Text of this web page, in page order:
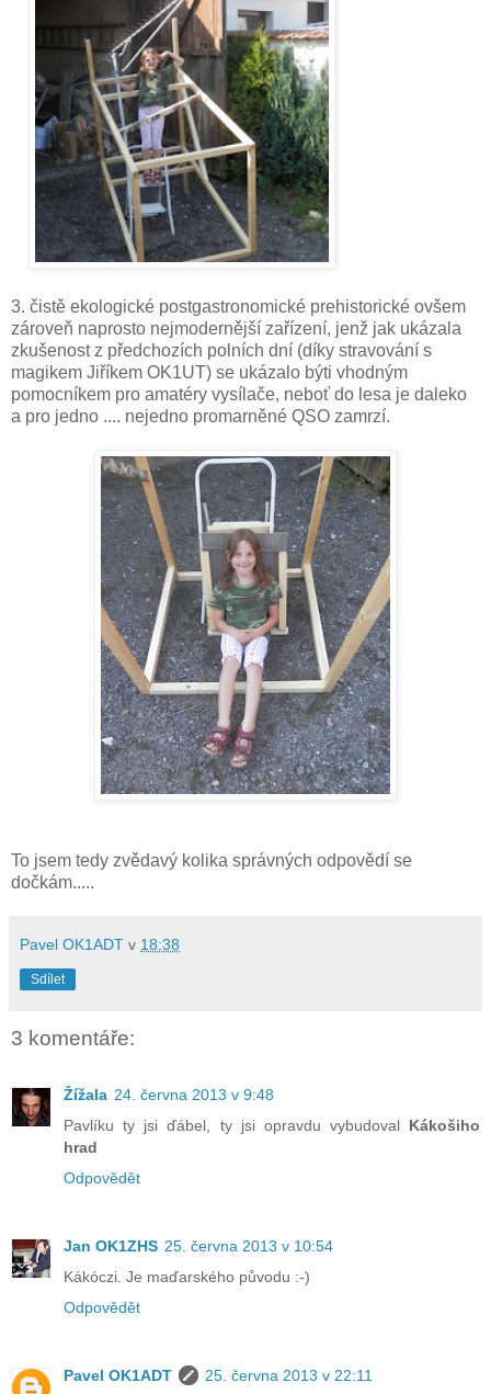
3. čistě ekologické postgastronomické prehistorické ovšem
zároveň naprosto nejmodernější zařízení, jenž jak ukázala
zkušenost z předchozích polních dní (díky stravování s
magikem Jiříkem OK1UT) se ukázalo býti vhodným
pomocníkem pro amatéry vysílače, neboť do lesa je daleko
a pro jedno .... nejedno promarněné QSO zamrzí.
To jsem tedy zvědavý kolika správných odpovědí se
dočkám.....
Pavel OK1ADT v 18:38
Sdílet
3 komentáře:
Žížala 24. června 2013 v 9:48
Pavlíku ty jsi ďábel, ty jsi opravdu vybudoval Kákošiho
hrad
Odpovědět
Jan OK1ZHS 25. června 2013 v 10:54
Kákóczi. Je maďarského původu :-)
Odpovědět
Pavel OK1ADT
25. června 2013 v 22:11